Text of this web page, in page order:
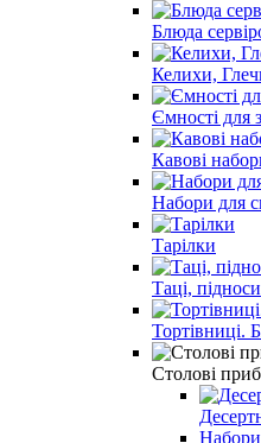
Блюда
Келихи,
Ємності для
Кавові
Набори для
Тарілки
Таці, підноси
Тортівниці.
Столові
Набори